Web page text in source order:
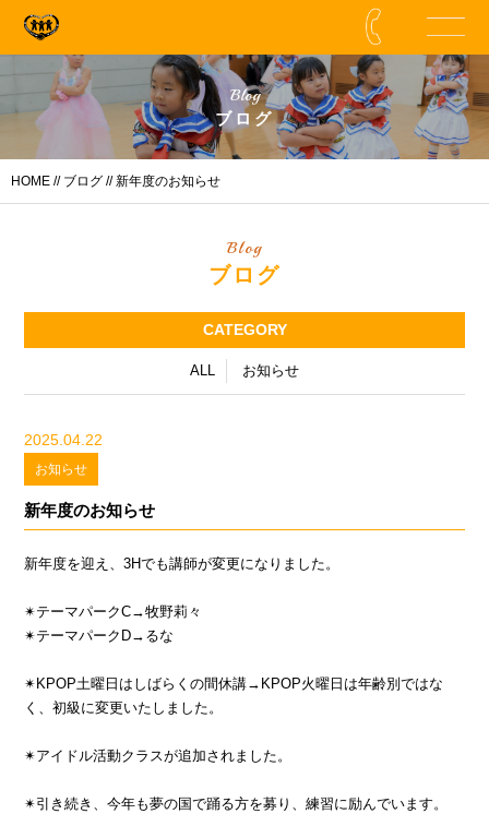
Blog
ブログ
HOME // ブログ // 新年度のお知らせ
Blog
ブログ
CATEGORY
ALL お知らせ
2025.04.22
お知らせ
新年度のお知らせ
新年度を迎え、3Hでも講師が変更になりました。
✴︎テーマパークC→牧野莉々
✴︎テーマパークD→るな
✴︎KPOP土曜日はしばらくの間休講→KPOP火曜日は年齢別ではな
く、初級に変更いたしました。
✴︎アイドル活動クラスが追加されました。
✴︎引き続き、今年も夢の国で踊る方を募り、練習に励んでいます。